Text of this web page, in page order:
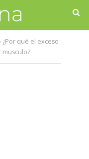
¿Por qué el exceso
musculo?